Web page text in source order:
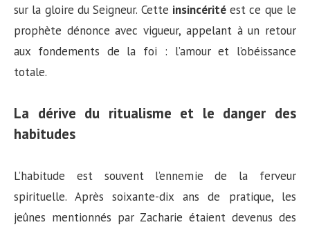
sur la gloire du Seigneur. Cette insincéritéest ce que le
prophète dénonce avec vigueur, appelant à un retour
aux fondements de la foi : l’amour et l’obéissance
totale.
La dérive du ritualisme et le danger des
habitudes
L’habitude est souvent l’ennemie de la ferveur
spirituelle. Après soixante-dix ans de pratique, les
jeûnes mentionnés par Zacharie étaient devenus des